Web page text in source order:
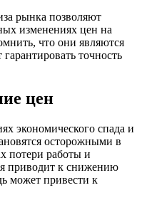
рынка позволяют
изменениях цен на
что они являются
точность
цен
экономического спада и
осторожными в
потери работы и
приводит к снижению
может привести к